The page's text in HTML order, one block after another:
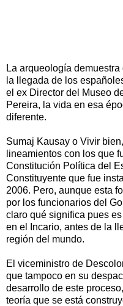
La arqueología
la llegada de los
el ex Director del Museo
Pereira, la vida en esa
diferente.
Sumaj Kausay o Vivir
lineamientos con los que
Constitución Política del
Constituyente que fue
2006. Pero, aunque esta
por los funcionarios del
claro qué significa pues
en el Incario, antes de la
región del mundo.
El viceministro de
que tampoco en su
desarrollo de este
teoría que se está